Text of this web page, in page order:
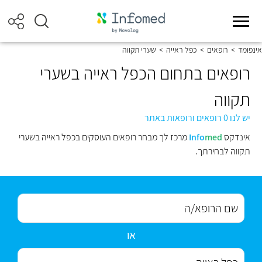
אינפומד > רופאים > כפל ראייה > שערי תקווה
רופאים בתחום הכפל ראייה בשערי
תקווה
יש לנו 0 רופאים ורופאות באתר
אינדקס
Infomed
מרכז לך מבחר רופאים העוסקים בכפל ראייה בשערי
תקווה לבחירתך.
או